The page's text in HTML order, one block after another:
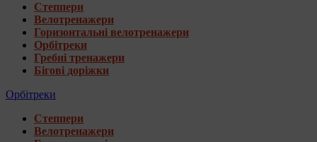
Степпери
Велотренажери
Горизонтальні велотренажери
Орбітреки
Гребні тренажери
Бігові доріжки
Орбітреки
Степпери
Велотренажери